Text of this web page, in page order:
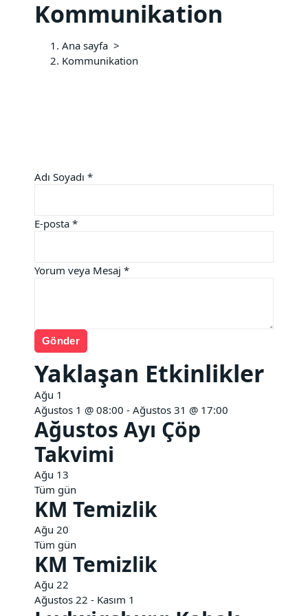
Kommunikation
Ana sayfa >
Kommunikation
Adı Soyadı *
Mesaj
Yorum
E-posta *
Yorum veya Mesaj *
Gönder
Yaklaşan Etkinlikler
Ağu 1
Ağustos 1 @ 08:00 - Ağustos 31 @ 17:00
Ağustos Ayı Çöp
Takvimi
Ağu 13
Tüm gün
KM Temizlik
Ağu 20
Tüm gün
KM Temizlik
Ağu 22
Ağustos 22 - Kasım 1